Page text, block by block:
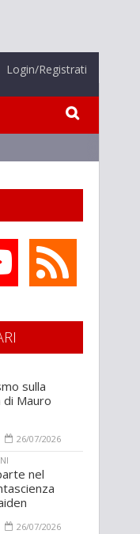
Login/Registrati
sulla
di Mauro
26/07/2026
nel
26/07/2026